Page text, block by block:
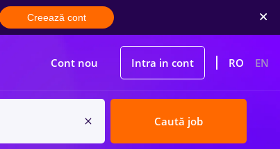
Creează cont
Cont nou Intra in cont RO EN
Caută job